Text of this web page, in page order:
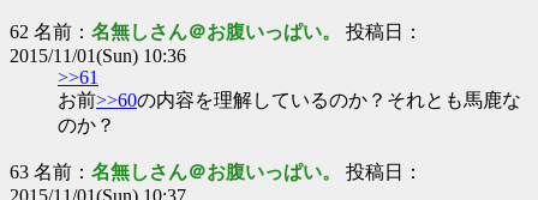
62 名前： 名無しさん＠お腹いっぱい。 投稿日：
2015/11/01(Sun) 10:36
>>61
お前>>60の内容を理解しているのか？それとも馬鹿な
のか？
63 名前： 名無しさん＠お腹いっぱい。 投稿日：
2015/11/01(Sun) 10:37